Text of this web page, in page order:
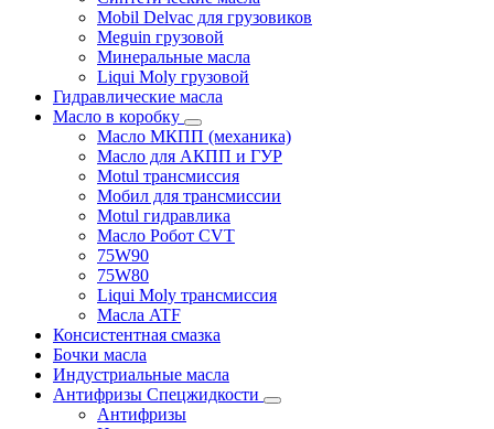
Mobil Delvac для грузовиков
Meguin грузовой
Минеральные масла
Liqui Moly грузовой
Гидравлические масла
Масло в коробку
Масло МКПП (механика)
Масло для АКПП и ГУР
Motul трансмиссия
Мобил для трансмиссии
Motul гидравлика
Масло Робот CVT
75W90
75W80
Liqui Moly трансмиссия
Масла ATF
Консистентная смазка
Бочки масла
Индустриальные масла
Антифризы Спецжидкости
Антифризы